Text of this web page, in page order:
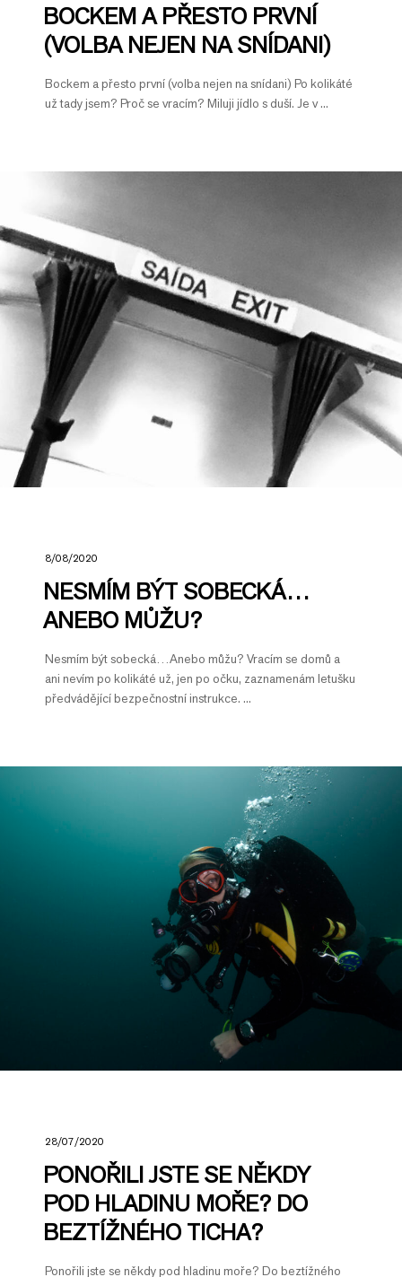
BOCKEM A PŘESTO PRVNÍ
(VOLBA NEJEN NA SNÍDANI)
Bockem a přesto první (volba nejen na snídani) Po kolikáté
už tady jsem? Proč se vracím? Miluji jídlo s duší. Je v ...
8/08/2020
NESMÍM BÝT SOBECKÁ…
ANEBO MŮŽU?
Nesmím být sobecká…Anebo můžu? Vracím se domů a
ani nevím po kolikáté už, jen po očku, zaznamenám letušku
předvádějící bezpečnostní instrukce. ...
28/07/2020
PONOŘILI JSTE SE NĚKDY
POD HLADINU MOŘE? DO
BEZTÍŽNÉHO TICHA?
Ponořili jste se někdy pod hladinu moře? Do beztížného